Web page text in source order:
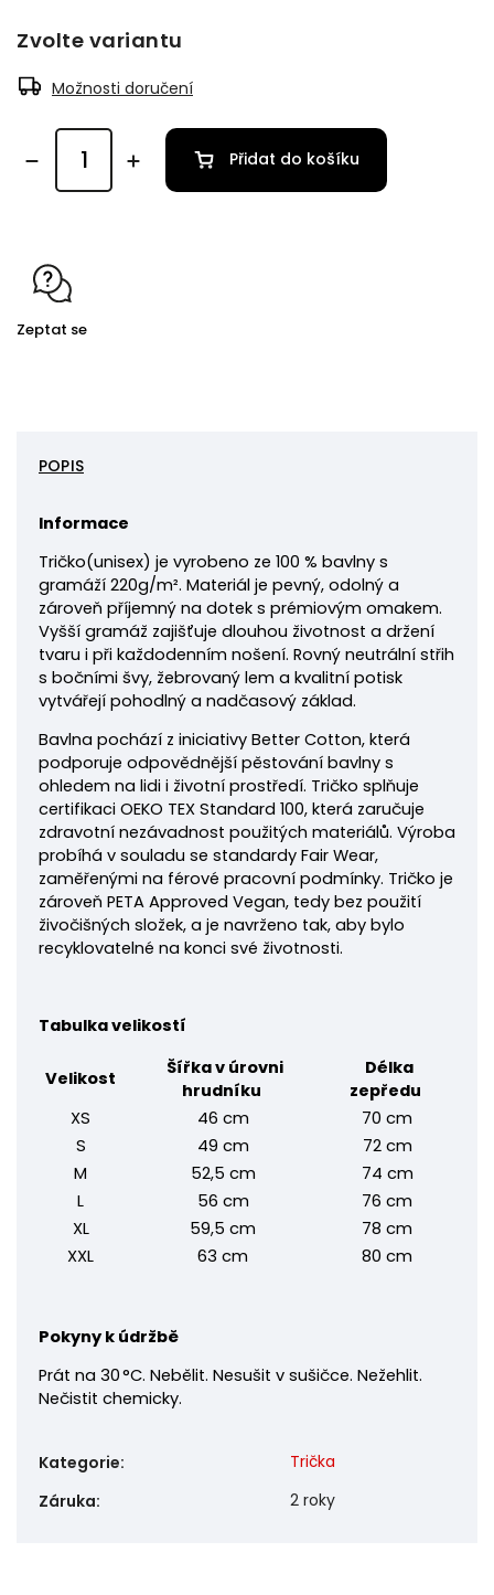
Zvolte variantu
Možnosti doručení
Přidat do košíku
Zeptat se
POPIS
Informace
Tričko(unisex) je vyrobeno ze 100 % bavlny s
gramáží 220g/m². Materiál je pevný, odolný a
zároveň příjemný na dotek s prémiovým omakem.
Vyšší gramáž zajišťuje dlouhou životnost a držení
tvaru i při každodenním nošení. Rovný neutrální střih
s bočními švy, žebrovaný lem a kvalitní potisk
vytvářejí pohodlný a nadčasový základ.
Bavlna pochází z iniciativy Better Cotton, která
podporuje odpovědnější pěstování bavlny s
ohledem na lidi i životní prostředí. Tričko splňuje
certifikaci OEKO TEX Standard 100, která zaručuje
zdravotní nezávadnost použitých materiálů. Výroba
probíhá v souladu se standardy Fair Wear,
zaměřenými na férové pracovní podmínky. Tričko je
zároveň PETA Approved Vegan, tedy bez použití
živočišných složek, a je navrženo tak, aby bylo
recyklovatelné na konci své životnosti.
Tabulka velikostí
Velikost
Šířka v úrovni
hrudníku
Délka
zepředu
XS
46 cm
70 cm
S
49 cm
72 cm
M
52,5 cm
74 cm
L
56 cm
76 cm
XL
59,5 cm
78 cm
XXL
63 cm 80 cm
Pokyny k údržbě
Prát na 30 °C. Nebělit. Nesušit v sušičce. Nežehlit.
Nečistit chemicky.
Kategorie:
Trička
Záruka: 2 roky